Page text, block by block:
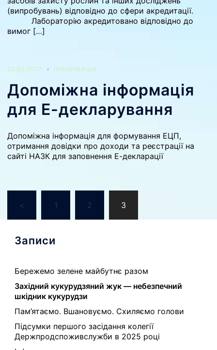
(випробувань) відповідно до сфери акредитації.
Лабораторію акредитовано відповідно до
вимог […]
22.01.2017 ІНФОРМАЦІЯ
Допоміжна інформація
для Е-декларування
Допоміжна інформація для формування ЕЦП,
отримання довідки про доходи та реєстрації на
сайті НАЗК для заповнення Е-декларації
по< 1 2 3
Записи
Бережемо зелене майбутнє разом
Західний кукурудзяний жук — небезпечний
шкідник кукурудзи
Пам’ятаємо. Вшановуємо. Схиляємо голови
Підсумки першого засідання колегії
Держпродспоживслужби в 2025 році